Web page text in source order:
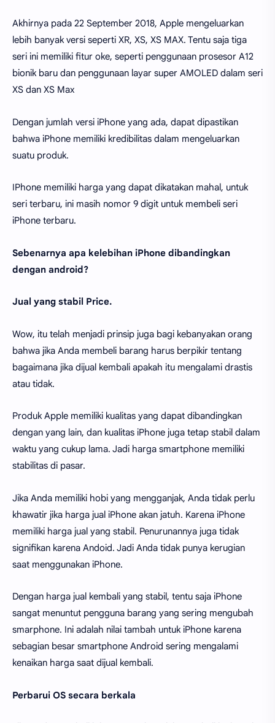
Akhirnya pada 22 September 2018, Apple mengeluarkan
lebih banyak versi seperti XR, XS, XS MAX. Tentu saja tiga
seri ini memiliki fitur oke, seperti penggunaan prosesor A12
bionik baru dan penggunaan layar super AMOLED dalam seri
XS dan XS Max
Dengan jumlah versi iPhone yang ada, dapat dipastikan
bahwa iPhone memiliki kredibilitas dalam mengeluarkan
suatu produk.
IPhone memiliki harga yang dapat dikatakan mahal, untuk
seri terbaru, ini masih nomor 9 digit untuk membeli seri
iPhone terbaru.
Sebenarnya apa kelebihan iPhone dibandingkan
dengan android?
Jual yang stabil Price.
Wow, itu telah menjadi prinsip juga bagi kebanyakan orang
bahwa jika Anda membeli barang harus berpikir tentang
bagaimana jika dijual kembali apakah itu mengalami drastis
atau tidak.
Produk Apple memiliki kualitas yang dapat dibandingkan
dengan yang lain, dan kualitas iPhone juga tetap stabil dalam
waktu yang cukup lama. Jadi harga smartphone memiliki
stabilitas di pasar.
Jika Anda memiliki hobi yang mengganjak, Anda tidak perlu
khawatir jika harga jual iPhone akan jatuh. Karena iPhone
memiliki harga jual yang stabil. Penurunannya juga tidak
signifikan karena Andoid. Jadi Anda tidak punya kerugian
saat menggunakan iPhone.
Dengan harga jual kembali yang stabil, tentu saja iPhone
sangat menuntut pengguna barang yang sering mengubah
smarphone. Ini adalah nilai tambah untuk iPhone karena
sebagian besar smartphone Android sering mengalami
kenaikan harga saat dijual kembali.
Perbarui OS secara berkala